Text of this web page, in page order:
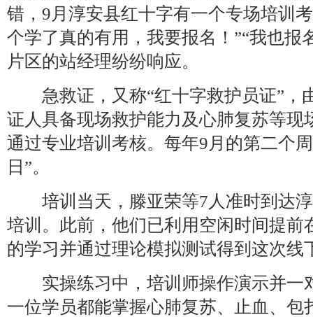
错，9月淳安县红十字有一个专场培训
个学了真的有用，我要报名！”“我也
片区的站经理纷纷响应。
急救证，又称“红十字救护员证”，
证人具备现场救护能力及心肺复苏等现
通过专业培训考核。每年9月的第二个
日”。
培训当天，滕亚荣等7人准时到达淳
培训。此前，他们已利用空闲时间提前
的学习并通过理论模拟测试得到这次线
实操练习中，培训师操作演示并一
一位学员都能掌握心肺复苏、止血、包